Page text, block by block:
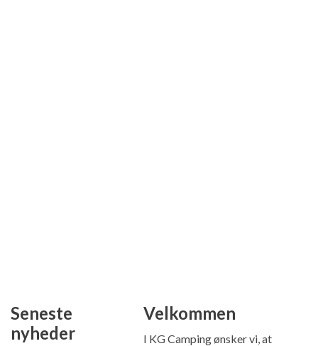
Seneste
nyheder
Velkommen
I KG Camping ønsker vi, at